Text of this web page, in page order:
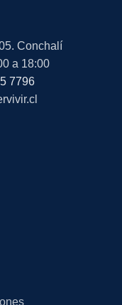
Conchalí
a 18:00
7796